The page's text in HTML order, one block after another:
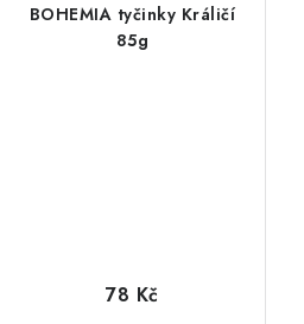
BOHEMIA tyčinky Králičí
85g
78 Kč